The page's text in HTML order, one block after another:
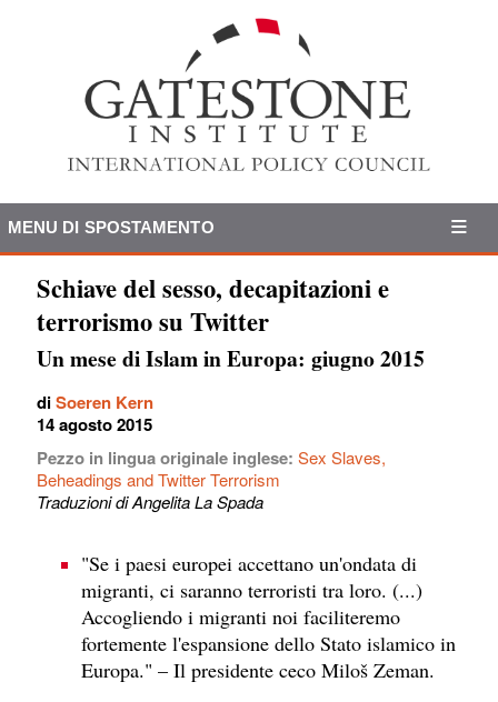
MENU DI SPOSTAMENTO
Schiave del sesso, decapitazioni e
terrorismo su Twitter
Un mese di Islam in Europa: giugno 2015
diSoeren Kern
14 agosto 2015
Pezzo in lingua originale inglese: Sex Slaves,
Beheadings and Twitter Terrorism
Traduzioni di Angelita La Spada
"Se i paesi europei accettano un'ondata di
migranti, ci saranno terroristi tra loro. (...)
Accogliendo i migranti noi faciliteremo
fortemente l'espansione dello Stato islamico in
Europa." – Il presidente ceco Miloš Zeman.